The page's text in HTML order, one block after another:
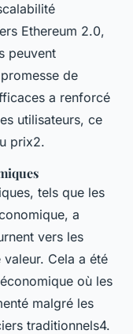
Ethereum 2.0,
peuvent
de
a renforcé
utilisateurs, ce
prix2.
tels que les
a
vers les
Cela a été
où les
malgré les
traditionnels4.